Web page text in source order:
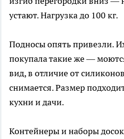
устают. Нагрузка до 100 кг.
Подносы опять привезли.
покупала такие же —
вид, в отличие от
снимается. Размер
кухни и дачи.
Контейнеры и наборы